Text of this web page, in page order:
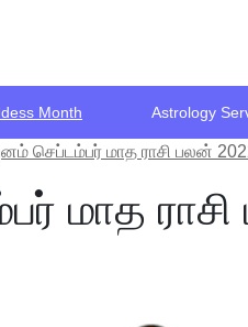
Month Astrology
செப்டம்பர் மாத ராசி பலன்
மாத